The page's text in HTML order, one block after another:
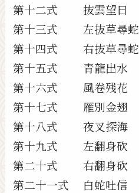
第十二式 抜雲望日
第十三式 左抜草尋蛇
第十四式 右抜草尋蛇
第十五式 青龍出水
第十六式 風卷残花
第十七式 雁別金翅
第十八式 夜叉探海
第十九式 左翻身砍
第二十式 右翻身砍
第二十一式 白蛇吐信